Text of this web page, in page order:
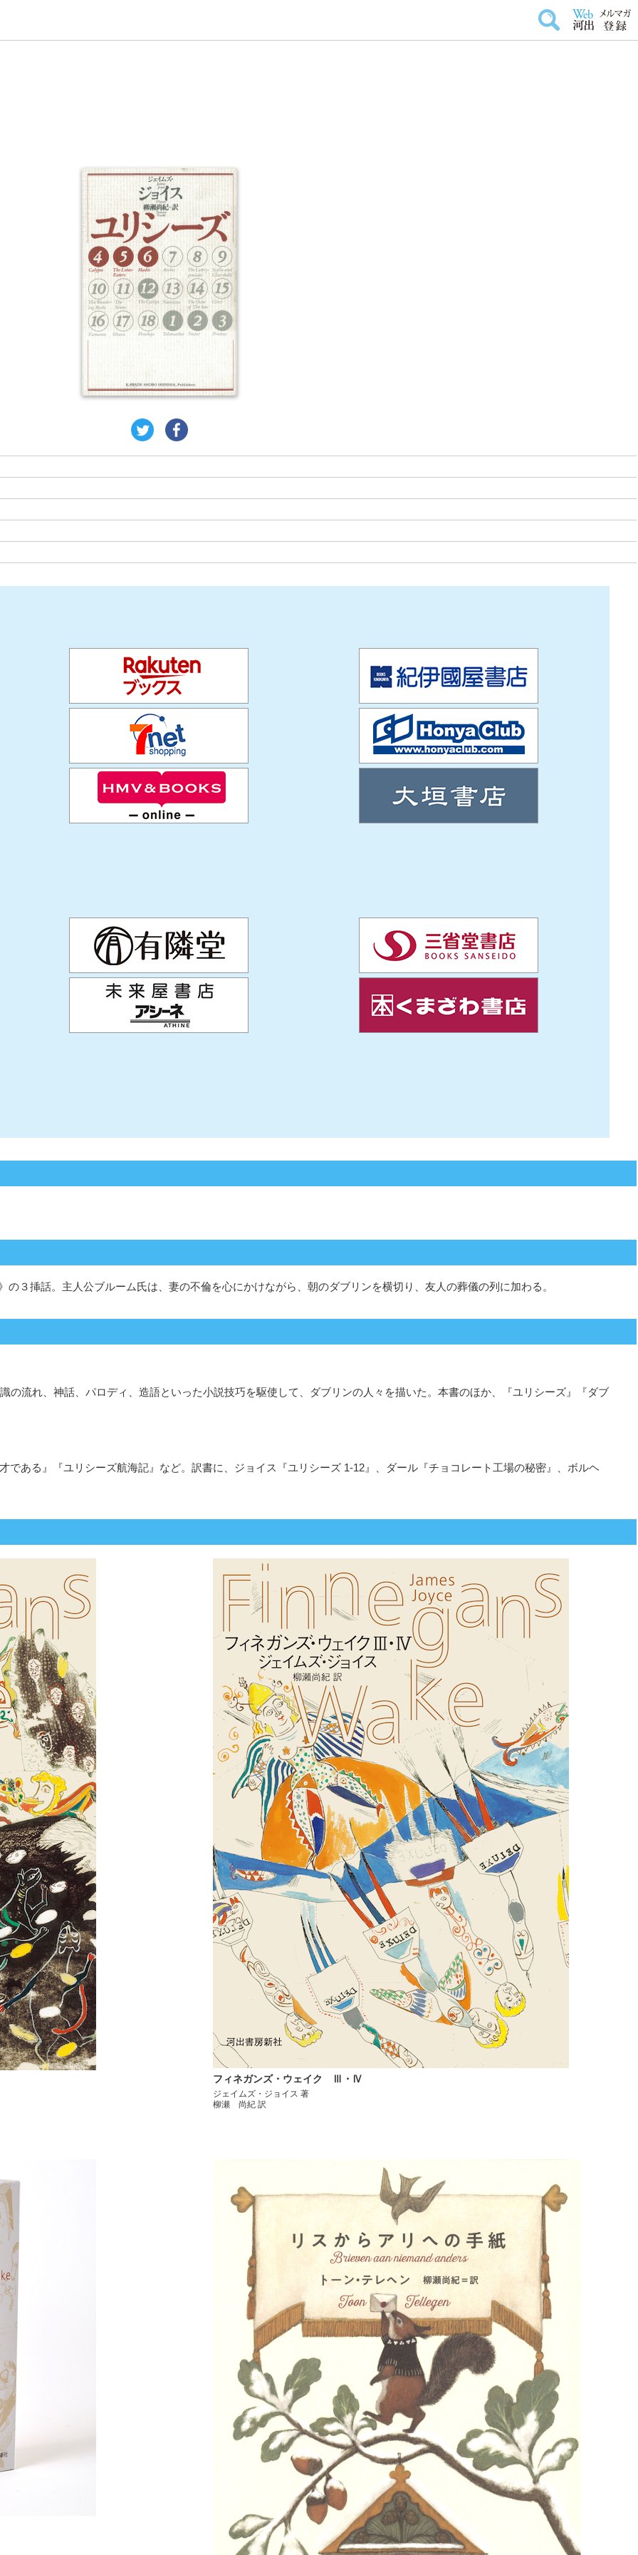
３挿話。主人公ブルーム氏は、妻の不倫を心にかけながら、朝のダブリンを横切り、友人の葬儀の列に加わる。
の流れ、神話、パロディ、造語といった小説技巧を駆使して、ダブリンの人々を描いた。本書のほか、『ユリシーズ』『ダブ
である』『ユリシーズ航海記』など。訳書に、ジョイス『ユリシーズ 1-12』、ダール『チョコレート工場の秘密』、ボルヘ
フィネガンズ・ウェイク Ⅲ・Ⅳ
ジェイムズ・ジョイス 著
柳瀬 尚紀 訳